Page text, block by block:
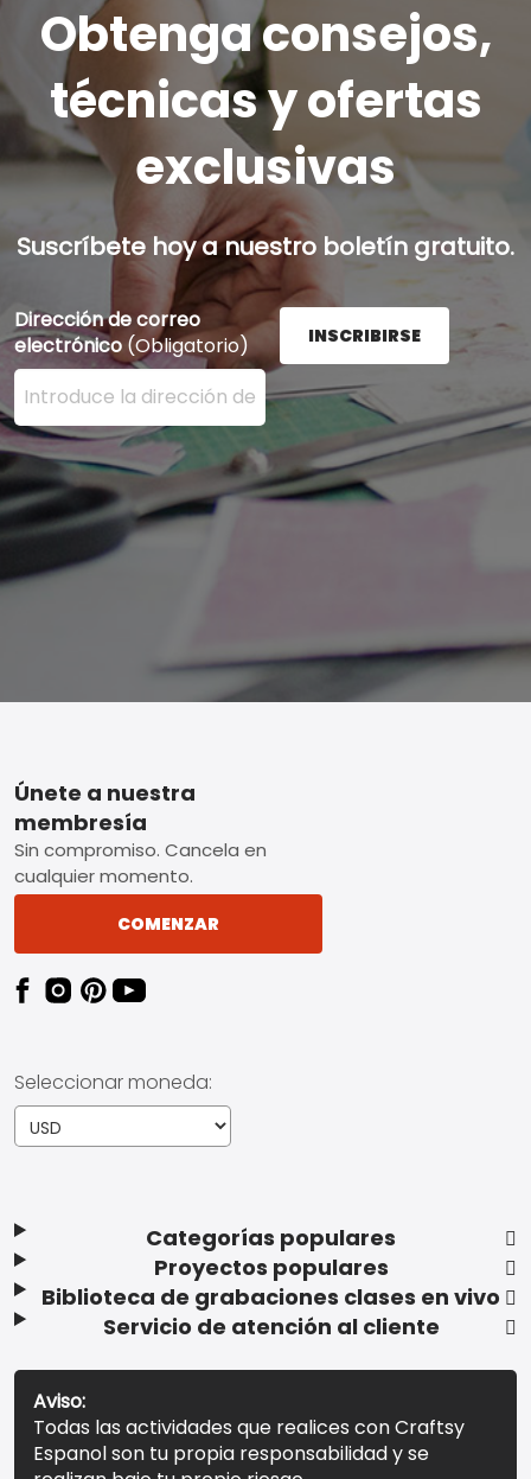
Obtenga consejos,
técnicas y ofertas
exclusivas
Suscríbete hoy a nuestro boletín gratuito.
Dirección de correo
electrónico (Obligatorio)
Ingrese su dirección de correo electrónico aquí y
INSCRIBIRSE
Footer
Categorías populares
Proyectos populares
Biblioteca de grabaciones clases en vivo
Servicio de atención al cliente
Únete a nuestra
membresía
Sin compromiso. Cancela en
cualquier momento.
COMENZAR
Seleccionar moneda:
Aviso:
Todas las actividades que realices con Craftsy
Espanol son tu propia responsabilidad y se